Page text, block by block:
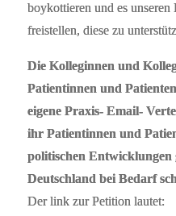
boykottieren und es
freistellen, diese zu
Die Kolleginnen und
Patientinnen und
eigene Praxis- Email-
ihr Patientinnen und
politischen Entwicklungen
Deutschland bei Bedarf
Der link zur Petition lautet: